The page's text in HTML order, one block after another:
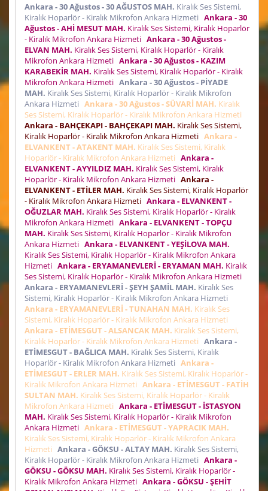
Ankara - 30 Ağustos - 30 AĞUSTOS MAH. Kiralık Ses Sistemi,
Kiralık Hoparlör - Kiralık Mikrofon Ankara Hizmeti Ankara - 30
Ağustos - AHİ MESUT MAH. Kiralık Ses Sistemi, Kiralık Hoparlör
- Kiralık Mikrofon Ankara Hizmeti Ankara - 30 Ağustos -
ELVAN MAH. Kiralık Ses Sistemi, Kiralık Hoparlör - Kiralık
Mikrofon Ankara Hizmeti Ankara - 30 Ağustos - KAZIM
KARABEKİR MAH. Kiralık Ses Sistemi, Kiralık Hoparlör - Kiralık
Mikrofon Ankara Hizmeti Ankara - 30 Ağustos - PİYADE
MAH. Kiralık Ses Sistemi, Kiralık Hoparlör - Kiralık Mikrofon
Ankara Hizmeti Ankara - 30 Ağustos - SÜVARİ MAH. Kiralık
Ses Sistemi, Kiralık Hoparlör - Kiralık Mikrofon Ankara Hizmeti
Ankara - BAHÇEKAPI - BAHÇEKAPI MAH. Kiralık Ses Sistemi,
Kiralık Hoparlör - Kiralık Mikrofon Ankara Hizmeti Ankara -
ELVANKENT - ATAKENT MAH. Kiralık Ses Sistemi, Kiralık
Hoparlör - Kiralık Mikrofon Ankara Hizmeti Ankara -
ELVANKENT - AYYILDIZ MAH. Kiralık Ses Sistemi, Kiralık
Hoparlör - Kiralık Mikrofon Ankara Hizmeti Ankara -
ELVANKENT - ETİLER MAH. Kiralık Ses Sistemi, Kiralık Hoparlör
- Kiralık Mikrofon Ankara Hizmeti Ankara - ELVANKENT -
OĞUZLAR MAH. Kiralık Ses Sistemi, Kiralık Hoparlör - Kiralık
Mikrofon Ankara Hizmeti Ankara - ELVANKENT - TOPÇU
MAH. Kiralık Ses Sistemi, Kiralık Hoparlör - Kiralık Mikrofon
Ankara Hizmeti Ankara - ELVANKENT - YEŞİLOVA MAH.
Kiralık Ses Sistemi, Kiralık Hoparlör - Kiralık Mikrofon Ankara
Hizmeti Ankara - ERYAMANEVLERİ - ERYAMAN MAH. Kiralık
Ses Sistemi, Kiralık Hoparlör - Kiralık Mikrofon Ankara Hizmeti
Ankara - ERYAMANEVLERİ - ŞEYH ŞAMİL MAH. Kiralık Ses
Sistemi, Kiralık Hoparlör - Kiralık Mikrofon Ankara Hizmeti
Ankara - ERYAMANEVLERİ - TUNAHAN MAH. Kiralık Ses
Sistemi, Kiralık Hoparlör - Kiralık Mikrofon Ankara Hizmeti
Ankara - ETİMESGUT - ALSANCAK MAH. Kiralık Ses Sistemi,
Kiralık Hoparlör - Kiralık Mikrofon Ankara Hizmeti Ankara -
ETİMESGUT - BAĞLICA MAH. Kiralık Ses Sistemi, Kiralık
Hoparlör - Kiralık Mikrofon Ankara Hizmeti Ankara -
ETİMESGUT - ERLER MAH. Kiralık Ses Sistemi, Kiralık Hoparlör -
Kiralık Mikrofon Ankara Hizmeti Ankara - ETİMESGUT - FATİH
SULTAN MAH. Kiralık Ses Sistemi, Kiralık Hoparlör - Kiralık
Mikrofon Ankara Hizmeti Ankara - ETİMESGUT - İSTASYON
MAH. Kiralık Ses Sistemi, Kiralık Hoparlör - Kiralık Mikrofon
Ankara Hizmeti Ankara - ETİMESGUT - YAPRACIK MAH.
Kiralık Ses Sistemi, Kiralık Hoparlör - Kiralık Mikrofon Ankara
Hizmeti Ankara - GÖKSU - ALTAY MAH. Kiralık Ses Sistemi,
Kiralık Hoparlör - Kiralık Mikrofon Ankara Hizmeti Ankara -
GÖKSU - GÖKSU MAH. Kiralık Ses Sistemi, Kiralık Hoparlör -
Kiralık Mikrofon Ankara Hizmeti Ankara - GÖKSU - ŞEHİT